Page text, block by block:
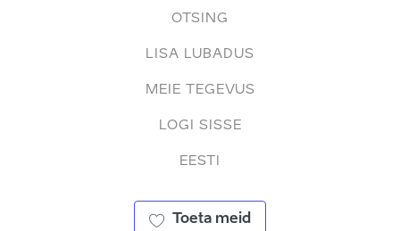
OTSING
LISA LUBADUS
MEIE TEGEVUS
LOGI SISSE
EESTI
Toeta meid